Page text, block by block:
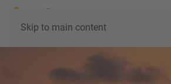
Skip to main content